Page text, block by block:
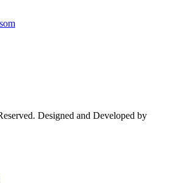
Designed and Developed by